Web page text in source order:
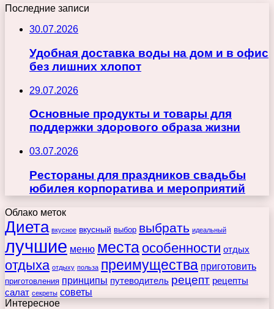
Последние записи
30.07.2026
Удобная доставка воды на дом и в офис
без лишних хлопот
29.07.2026
Основные продукты и товары для
поддержки здорового образа жизни
03.07.2026
Рестораны для праздников свадьбы
юбилея корпоратива и мероприятий
Облако меток
Диета вкусное вкусный выбор выбрать идеальный
лучшие меню места особенности отдых
отдыха отдыху польза преимущества приготовить
приготовления принципы путеводитель рецепт рецепты
салат секреты советы
Интересное